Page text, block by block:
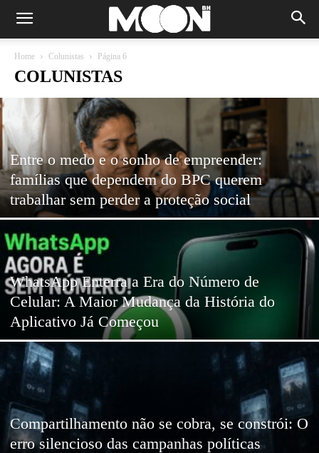
Home Colunistas Página 6
COLUNISTAS
Entre o medo e o sonho de empreender:
famílias que dependem do BPC querem
trabalhar sem perder a proteção social
WhatsApp Enterra a Era do Número de
Celular: A Maior Mudança da História do
Aplicativo Já Começou
Compartilhamento não se cobra, se constrói: O
erro silencioso das campanhas políticas